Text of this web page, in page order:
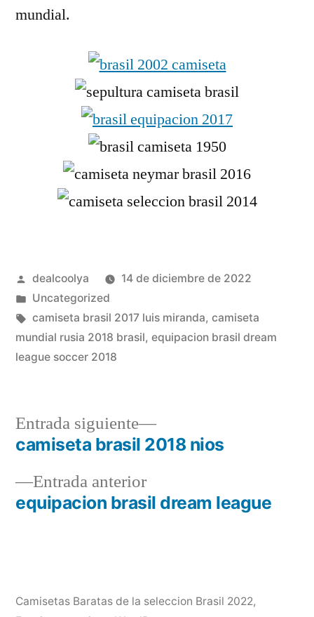
mundial.
Publicado
por
dealcoolya
14 de diciembre de 2022
Publicado
en
Uncategorized
Etiquetas:
camiseta brasil 2017 luis miranda, camiseta
mundial rusia 2018 brasil, equipacion brasil dream
league soccer 2018
Navegación
de
entradas
Entrada anteriorEntrada
anterior:
equipacion brasil dream league
Entrada siguiente
Entrada
siguiente:
camiseta brasil 2018 nios
Camisetas Baratas de la seleccion Brasil 2022,